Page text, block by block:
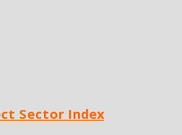
Sector Index